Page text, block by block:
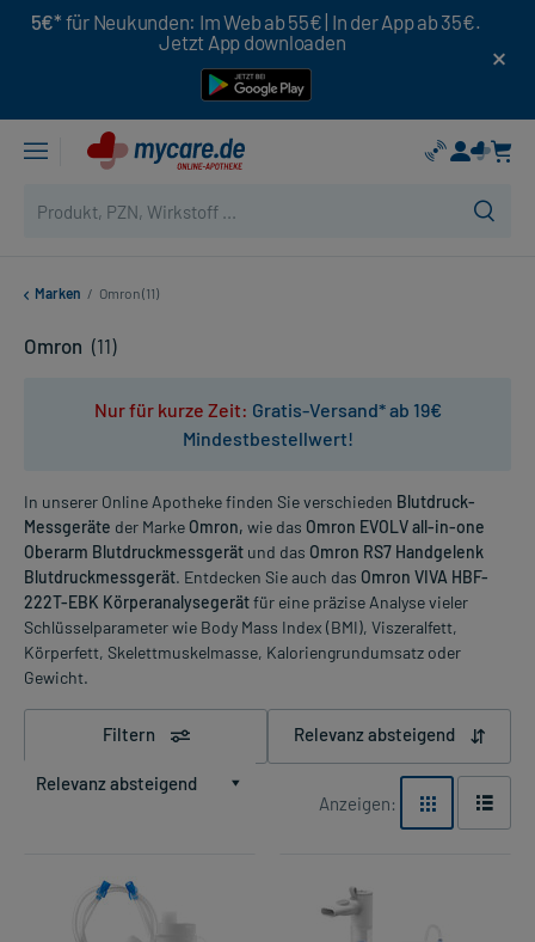
5€* für Neukunden: Im Web ab 55€ | In der App ab 35€.
Jetzt App downloaden
Marken / Omron (11)
Omron (11)
Nur für kurze Zeit: Gratis-Versand* ab 19€
Mindestbestellwert!
In unserer Online Apotheke finden Sie verschieden Blutdruck-
Messgeräte der Marke Omron, wie das Omron EVOLV all-in-one
Oberarm Blutdruckmessgerät und das Omron RS7 Handgelenk
Blutdruckmessgerät. Entdecken Sie auch das Omron VIVA HBF-
222T-EBK Körperanalysegerätfür eine präzise Analyse vieler
Schlüsselparameter wie Body Mass Index (BMI), Viszeralfett,
Körperfett, Skelettmuskelmasse, Kaloriengrundumsatz oder
Gewicht.
Filtern Relevanz absteigend
Relevanz absteigend
Anzeigen: